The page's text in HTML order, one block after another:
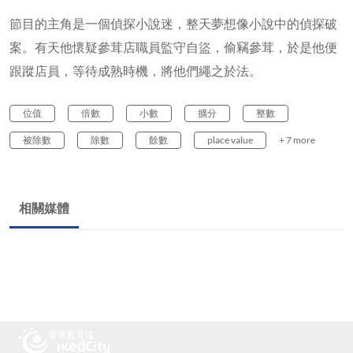
節目的主角是一個偵探小說迷，整天夢想像小說中的偵探破
案。有天他懷疑參茸店職員監守自盜，偷竊參茸，於是他便
跟蹤店員，等待成熟時機，將他們繩之於法。
位值 倍數 小數 擴分 整數
被除數 除數 餘數 place value + 7 more
相關媒體